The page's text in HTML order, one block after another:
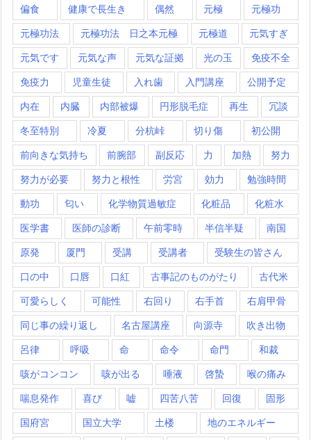
偏食 健康で長生き 偶然 元極 元極功
元極功法 元極功法 日之本元極 元極道 元気すぎ
元気です 元気な声 元気な証拠 光の玉 免疫不全
免疫力 児童生徒 入れ歯 入門講座 公開予定
内在 内臓 内部被爆 円形脱毛症 再生 冗談
冬至特別 冷夏 分杭峠 切り傷 初公開
前向きな気持ち 前腕部 副反応 力 加熱 努力
努力が必要 努力と根性 労宮 効力 勉強時間
動功 匂い 化学物質過敏症 化粧品 化粧水
医学書 医師の診断 午前零時 半信半疑 南国
原発 厦門 受講 受講者 受験生の皆さん
口の中 口唇 口紅 古事記のものがたり 古代米
可愛らしく 可能性 右回り 右手首 右肩甲骨
同じ事の繰り返し 名古屋講座 向源寺 吹き出物
呂律 呼吸 命 命令 命門 和裁
咳がコンコン 咳が出る 唾液 啓蟄 喉の痛み
喘息発作 喜び 嘘 四苦八苦 回復 固形
国府宮 国立大学 土楼 地のエネルギー